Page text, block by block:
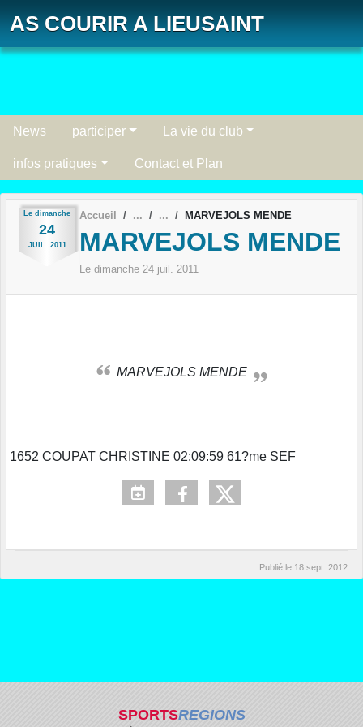
AS COURIR A LIEUSAINT
News participer La vie du club
infos pratiques Contact et Plan
Le dimanche
24
JUIL. 2011
Accueil MARVEJOLS MENDE
MARVEJOLS MENDE
Le dimanche 24 juil. 2011
MARVEJOLS MENDE
1652 COUPAT CHRISTINE 02:09:59 61?me SEF
Publié le 18 sept. 2012
SPORTSREGIONS